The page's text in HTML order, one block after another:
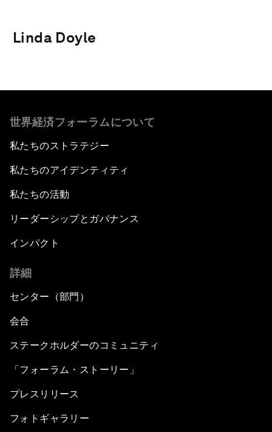
Linda Doyle
世界経済フォーラムについて
私たちのストラテジー
私たちのアイデンティティ
私たちの活動
リーダーシップとガバナンス
インパクト
詳細
センター（部門）
会合
ステークホルダーのコミュニティ
「フォーラム・ストーリー」
プレスリリース
フォトギャラリー